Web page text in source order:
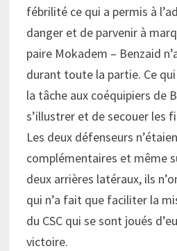
fébrilité ce qui a permis à
danger et de parvenir à
paire Mokadem – Benzaid
durant toute la partie. Ce
la tâche aux coéquipiers de
s’illustrer et de secouer les
Les deux défenseurs
complémentaires et même
deux arrières latéraux, ils
qui n’a fait que faciliter la
du CSC qui se sont joués
victoire.